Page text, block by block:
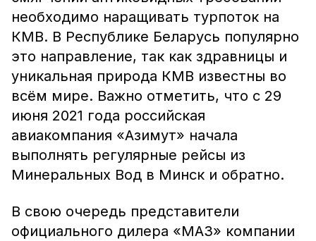
необходимо наращивать турпоток на
КМВ. В Республике Беларусь популярно
это направление, так как здравницы и
уникальная природа КМВ известны во
всём мире. Важно отметить, что с 29
июня 2021 года российская
авиакомпания «Азимут» начала
выполнять регулярные рейсы из
Минеральных Вод в Минск и обратно.
В свою очередь представители
официального дилера «МАЗ» компании